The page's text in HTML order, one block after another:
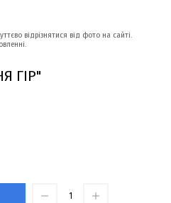
відрізнятися від фото на сайті.
ГІР"